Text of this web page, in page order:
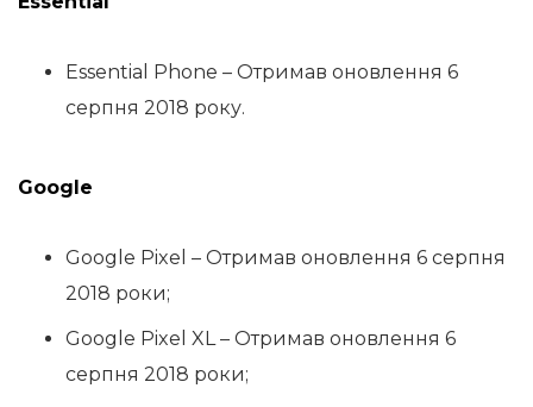
Essential Phone – Отримав оновлення 6
серпня 2018 року.
Google
Google Pixel – Отримав оновлення 6 серпня
2018 роки;
Google Pixel XL – Отримав оновлення 6
серпня 2018 роки;